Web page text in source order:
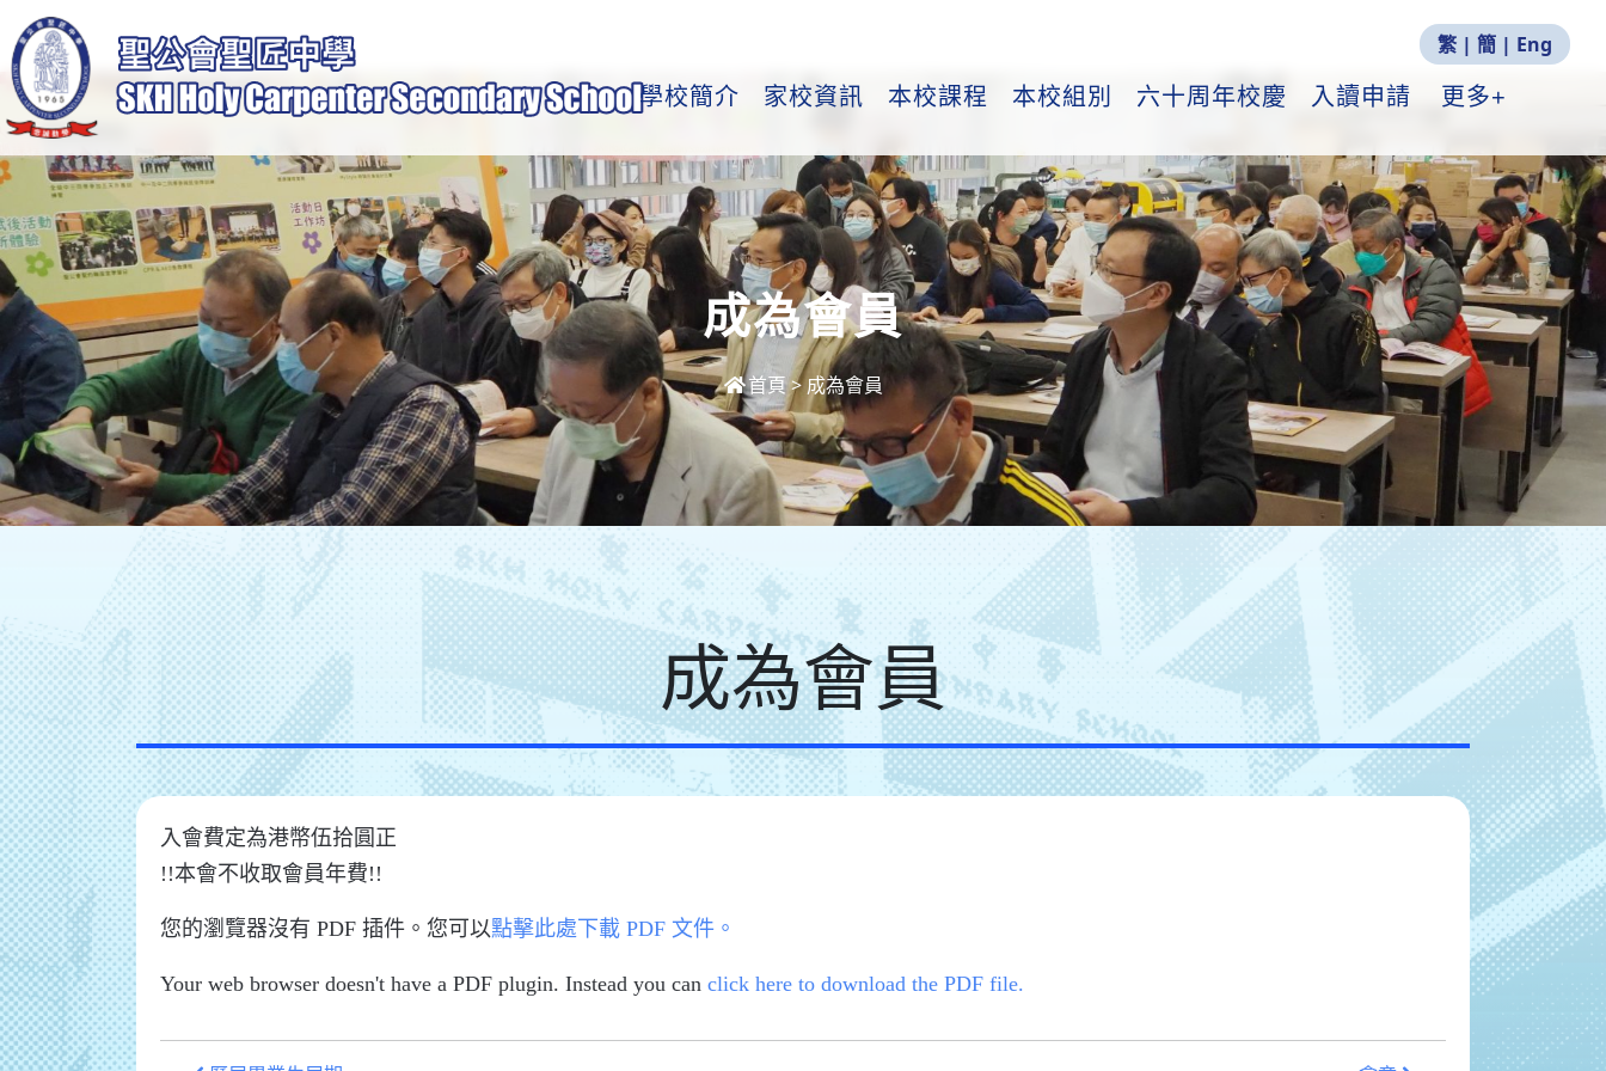
繁 | 簡 | Eng
學校簡介
家校資訊 本校課程 本校組別 六十周年校慶 入讀申請 更多+
成為會員
首頁> 成為會員
成為會員
入會費定為港幣伍拾圓正
!!本會不收取會員年費!!
您的瀏覽器沒有 PDF 插件。您可以點擊此處下載 PDF 文件。
Your web browser doesn't have a PDF plugin. Instead you can click here to download the PDF file.